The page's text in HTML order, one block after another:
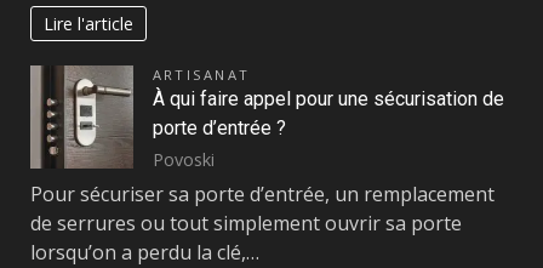
Lire l'article
ARTISANAT
À qui faire appel pour une sécurisation de
porte d’entrée ?
Povoski
Pour sécuriser sa porte d’entrée, un remplacement
de serrures ou tout simplement ouvrir sa porte
lorsqu’on a perdu la clé,…